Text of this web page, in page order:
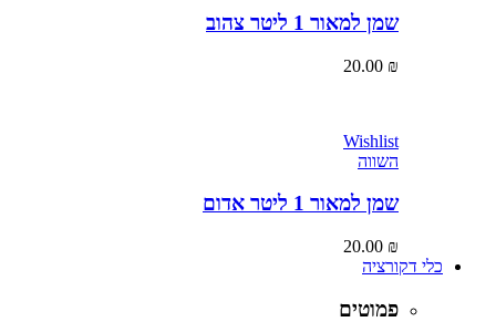
שמן למאור 1 ליטר צהוב
20.00
Wishlist
שמן למאור 1 ליטר אדום
20.00
כלי דקורציה
פמוטים